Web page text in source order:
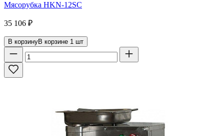
Мясорубка HKN-12SC
35 106 ₽
В корзинуВ корзине 1 шт